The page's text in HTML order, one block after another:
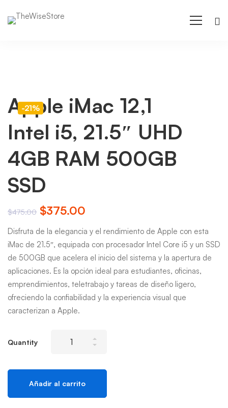
-21%
Apple iMac 12,1
Intel i5, 21.5″ UHD
4GB RAM 500GB
SSD
$475.00 El
precio
original
era:
$475.00.
$375.00
precio
actual
es:
$375.00.
Disfruta de la elegancia y el rendimiento de Apple con esta
iMac de 21.5″, equipada con procesador Intel Core i5 y un SSD
de 500GB que acelera el inicio del sistema y la apertura de
aplicaciones. Es la opción ideal para estudiantes, oficinas,
emprendimientos, teletrabajo y tareas de diseño ligero,
ofreciendo la confiabilidad y la experiencia visual que
caracterizan a Apple.
Quantity
21.5"
Añadir al carrito